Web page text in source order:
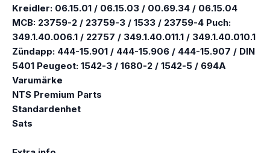
Kreidler: 06.15.01 / 06.15.03 / 00.69.34 / 06.15.04
MCB: 23759-2 / 23759-3 / 1533 / 23759-4 Puch:
349.1.40.006.1 / 22757 / 349.1.40.011.1 / 349.1.40.010.1
Zündapp: 444-15.901 / 444-15.906 / 444-15.907 / DIN
5401 Peugeot: 1542-3 / 1680-2 / 1542-5 / 694A
Varumärke
NTS Premium Parts
Standardenhet
Sats